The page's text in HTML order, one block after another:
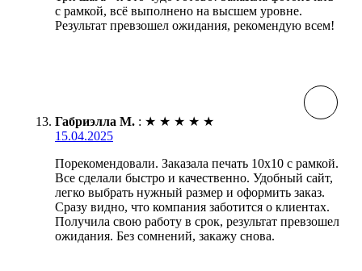
с рамкой, всё выполнено на высшем уровне.
Результат превзошел ожидания, рекомендую всем!
Габриэлла М. : ★ ★ ★ ★ ★
15.04.2025
Порекомендовали. Заказала печать 10х10 с рамкой.
Все сделали быстро и качественно. Удобный сайт,
легко выбрать нужный размер и оформить заказ.
Сразу видно, что компания заботится о клиентах.
Получила свою работу в срок, результат превзошел
ожидания. Без сомнений, закажу снова.